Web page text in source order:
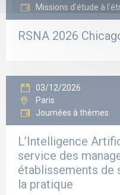
Missions d'étude à
RSNA 2026
03/12/2026
Paris
Journées à thèmes
L’Intelligence
service des
établissements de
la pratique